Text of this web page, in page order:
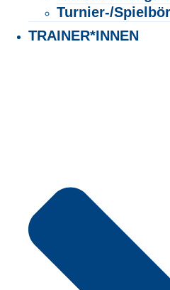
Turnier-/
TRAINER*INNEN